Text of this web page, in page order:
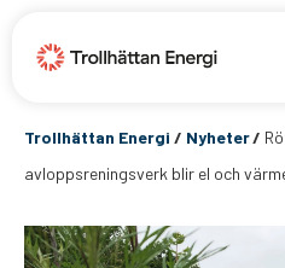
Trollhättan Energi / Nyheter/
avloppsreningsverk blir el och